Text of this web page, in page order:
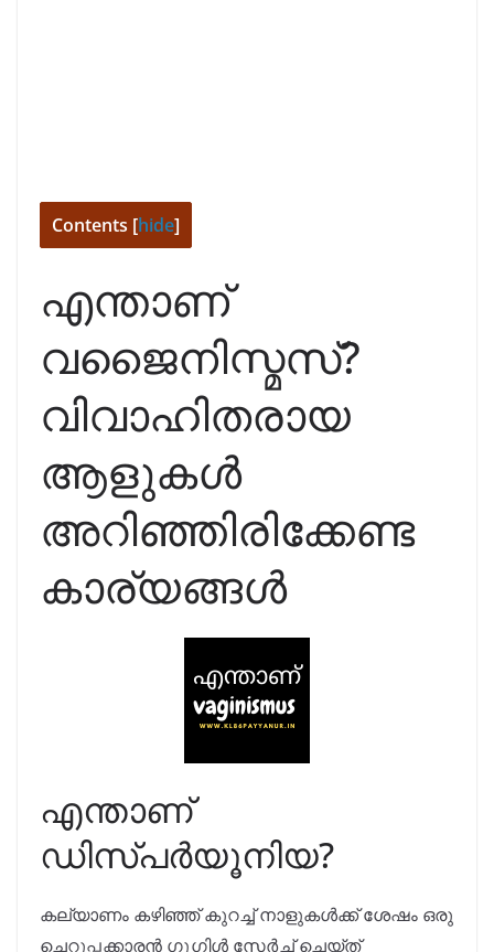
Contents [hide]
എന്താണ്
വജൈനിസ്മസ്?
വിവാഹിതരായ
ആളുകൾ
അറിഞ്ഞിരിക്കേണ്ട
കാര്യങ്ങൾ
എന്താണ്
ഡിസ്പർയൂനിയ?
കല്യാണം കഴിഞ്ഞ് കുറച്ച് നാളുകൾക്ക് ശേഷം ഒരു
ചെറുപ്പക്കാരൻ ഗൂഗിൾ സേർച്ച് ചെയ്ത്